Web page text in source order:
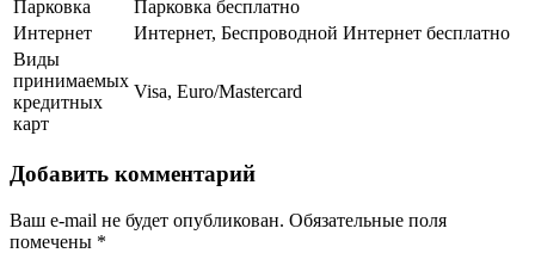
Парковка
Парковка бесплатно
Интернет
Интернет, Беспроводной Интернет бесплатно
Виды
принимаемых
кредитных
карт
Visa, Euro/Mastercard
Добавить комментарий
Ваш e-mail не будет опубликован. Обязательные поля
помечены *